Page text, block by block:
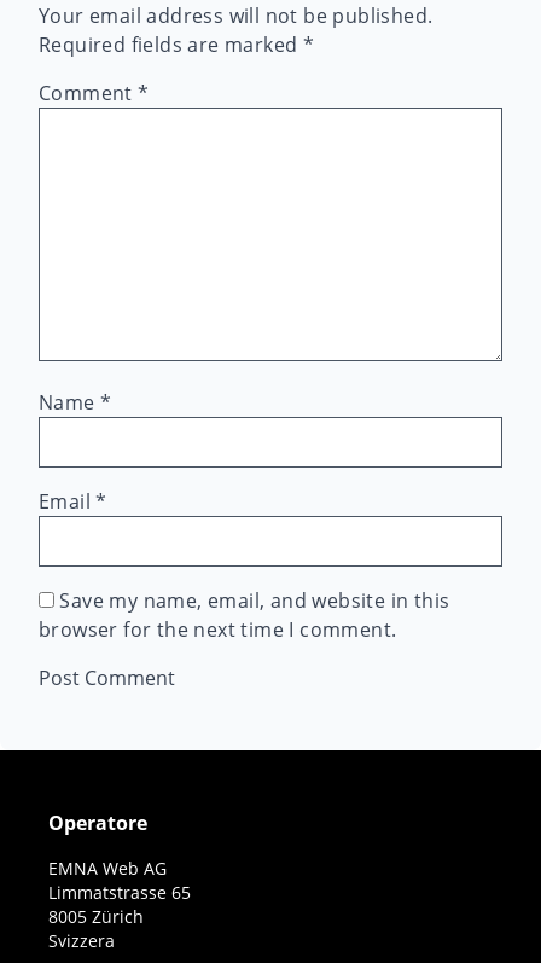
Your email address will not be published.
Required fields are marked *
Comment*
Name *
Email*
Save my name, email, and website in this
browser for the next time I comment.
Operatore
EMNA Web AG
Limmatstrasse 65
8005 Zürich
Svizzera